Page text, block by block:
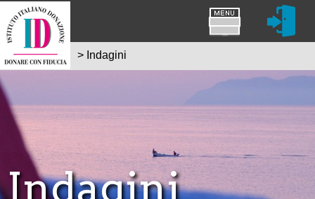
Indagini
> Indagini